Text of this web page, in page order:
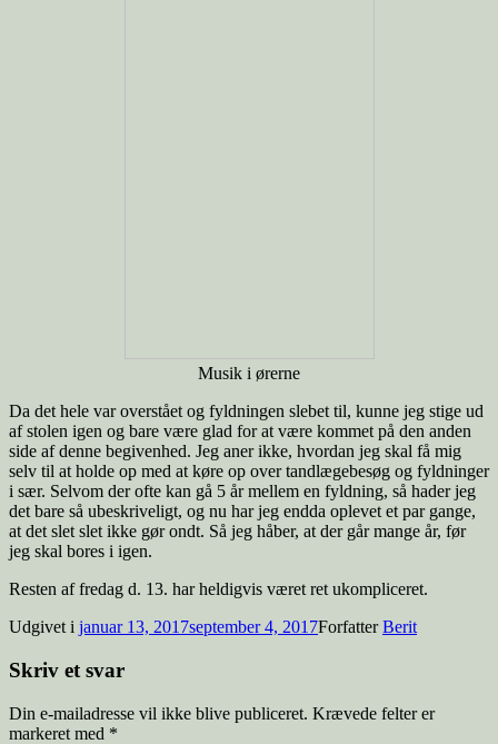
Musik i ørerne
Da det hele var overstået og fyldningen slebet til, kunne jeg stige ud
af stolen igen og bare være glad for at være kommet på den anden
side af denne begivenhed. Jeg aner ikke, hvordan jeg skal få mig
selv til at holde op med at køre op over tandlægebesøg og fyldninger
i sær. Selvom der ofte kan gå 5 år mellem en fyldning, så hader jeg
det bare så ubeskriveligt, og nu har jeg endda oplevet et par gange,
at det slet slet ikke gør ondt. Så jeg håber, at der går mange år, før
jeg skal bores i igen.
Resten af fredag d. 13. har heldigvis været ret ukompliceret.
Udgivet i januar 13, 2017september 4, 2017ForfatterBerit
Skriv et svar
Din e-mailadresse vil ikke blive publiceret. Krævede felter er
markeret med *